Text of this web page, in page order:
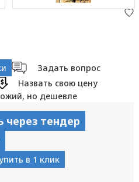
Задать вопрос
Назвать свою цену
но дешевле
через тендер
в 1 клик